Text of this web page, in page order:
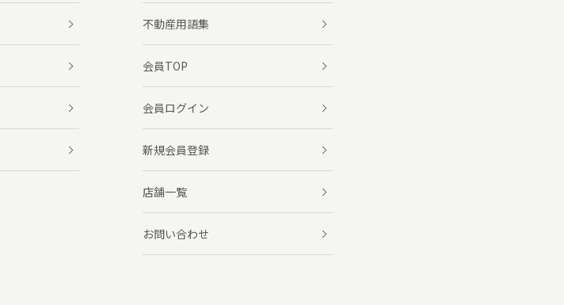
不動産用語集
会員TOP
会員ログイン
新規会員登録
店舗一覧
お問い合わせ